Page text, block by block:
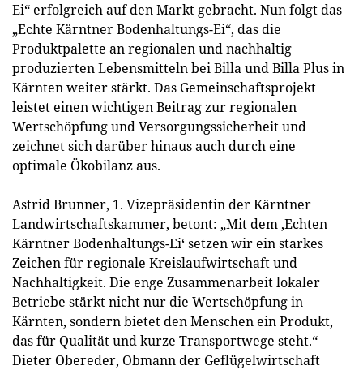
Ei“ erfolgreich auf den Markt gebracht. Nun folgt das
„Echte Kärntner Bodenhaltungs-Ei“, das die
Produktpalette an regionalen und nachhaltig
produzierten Lebensmitteln bei Billa und Billa Plus in
Kärnten weiter stärkt. Das Gemeinschaftsprojekt
leistet einen wichtigen Beitrag zur regionalen
Wertschöpfung und Versorgungssicherheit und
zeichnet sich darüber hinaus auch durch eine
optimale Ökobilanz aus.
Astrid Brunner, 1. Vizepräsidentin der Kärntner
Landwirtschaftskammer, betont: „Mit dem ‚Echten
Kärntner Bodenhaltungs-Ei‘ setzen wir ein starkes
Zeichen für regionale Kreislaufwirtschaft und
Nachhaltigkeit. Die enge Zusammenarbeit lokaler
Betriebe stärkt nicht nur die Wertschöpfung in
Kärnten, sondern bietet den Menschen ein Produkt,
das für Qualität und kurze Transportwege steht.“
Dieter Obereder, Obmann der Geflügelwirtschaft